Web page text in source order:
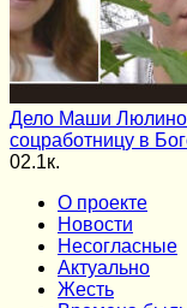
Дело Маши
соцработницу в
02.1к.
О проекте
Новости
Несогласные
Актуально
Жесть